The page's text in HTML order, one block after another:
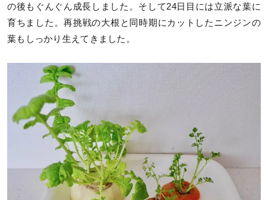
の後もぐんぐん成長しました。そして24日目には立派な葉に
育ちました。再挑戦の大根と同時期にカットしたニンジンの
葉もしっかり生えてきました。